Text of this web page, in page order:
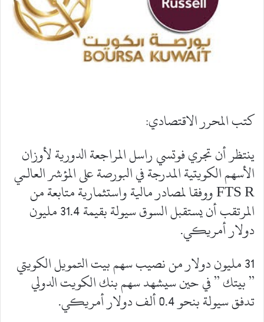
كتب المحرر الاقتصادي:
ينتظر أن تجري فوتسي راسل المراجعة الدورية لأوزان
الأسهم الكويتية المدرجة في البورصة على المؤشر العالمي
FTS R ووفقا لمصادر مالية واستثمارية متابعة من
المرتقب أن يستقبل السوق سيولة بقيمة 31.4 مليون
دولار أمريكي.
31 مليون دولار من نصيب سهم بيت التمويل الكويتي
” بيتك ” في حين سيشهد سهم بنك الكويت الدولي
تدفق سيولة بنحو 0.4 ألف دولار أمريكي.